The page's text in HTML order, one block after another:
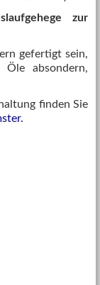
zur
gefertigt sein,
absondern,
finden Sie